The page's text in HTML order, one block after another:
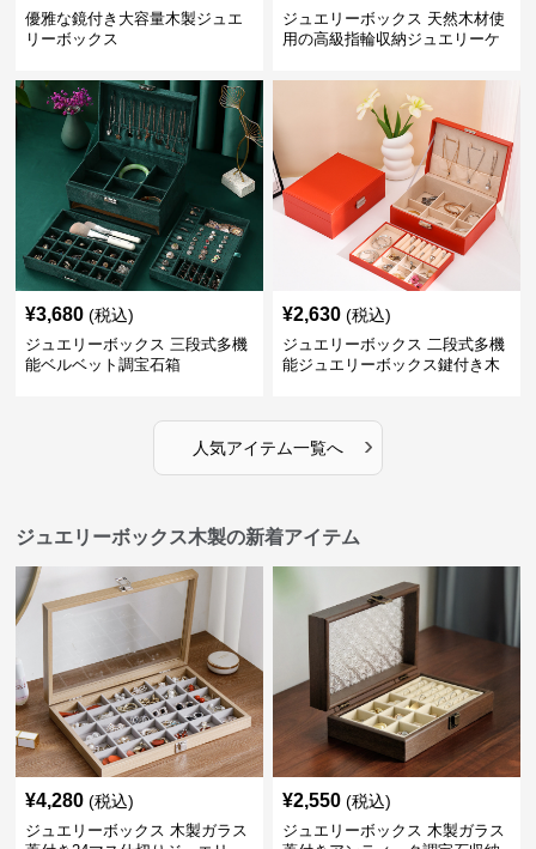
優雅な鏡付き大容量木製ジュエ
リーボックス
ジュエリーボックス 天然木材使
用の高級指輪収納ジュエリーケ
¥3,680 (税込)
ジュエリーボックス 三段式多機
能ベルベット調宝石箱
¥2,630 (税込)
ジュエリーボックス 二段式多機
能ジュエリーボックス鍵付き木
人気アイテム一覧へ ›
ジュエリーボックス木製の新着アイテム
¥4,280 (税込)
ジュエリーボックス 木製ガラス
¥2,550 (税込)
ジュエリーボックス 木製ガラス